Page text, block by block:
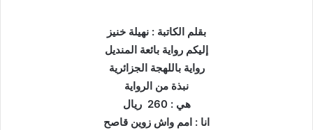
بقلم الكاتبة : نهيلة خنيز
إليكم رواية بائعة المنديل
رواية باللهجة الجزائرية
نبذة من الرواية
هي : 260 ريال
انا : امم واش زوين قاصح